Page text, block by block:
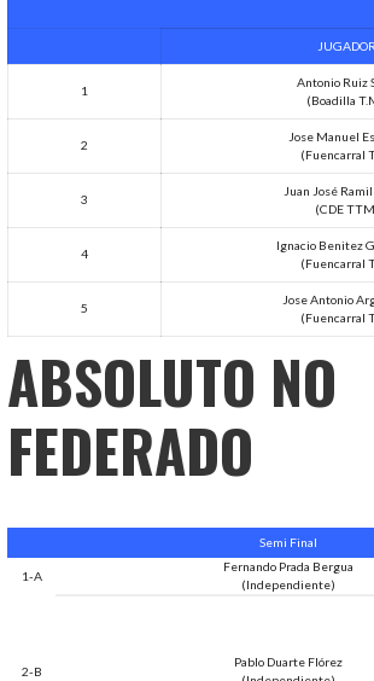
JUGADOR
1
Antonio Ruiz
(Boadilla
2
Jose Manuel
(Fuencarral
3
Juan José
(CDE
4
Ignacio Benitez
(Fuencarral
5
Jose Antonio
(Fuencarral
ABSOLUTO NO
FEDERADO
Semi Final
1-A
Fernando Prada Bergua
(Independiente)
2-B
Pablo Duarte Flórez